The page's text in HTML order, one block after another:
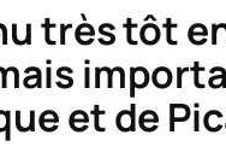
très tôt
et de